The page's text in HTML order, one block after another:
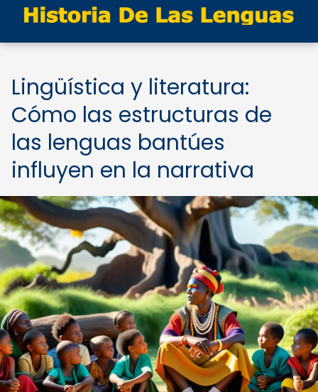
Lingüística y literatura:
Cómo las estructuras de
las lenguas bantúes
influyen en la narrativa